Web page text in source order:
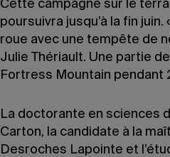
Cette campagne sur le
poursuivra jusqu’à la fin
roue avec une tempête de
Julie Thériault. Une partie
Fortress Mountain pendant
La doctorante en sciences
Carton, la candidate à la
Desroches Lapointe et